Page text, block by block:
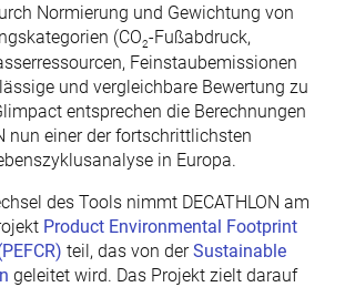
Normierung und Gewichtung von
(CO2-Fußabdruck,
Feinstaubemissionen
und vergleichbare Bewertung zu
entsprechen die Berechnungen
nun einer der fortschrittlichsten
in Europa.
des Tools nimmt DECATHLON am
Product Environmental Footprint
teil, das von derSustainable
geleitet wird. Das Projekt zielt darauf